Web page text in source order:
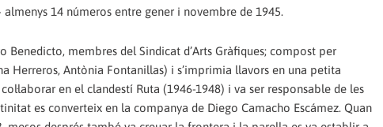
14 números entre gener i novembre de 1945.
Benedicto, membres del Sindicat d’Arts Gràfiques; compost per
Herreros, Antònia Fontanillas) i s’imprimia llavors en una petita
en el clandestí Ruta (1946-1948) i va ser responsable de les
es converteix en la companya de Diego Camacho Escámez. Quan